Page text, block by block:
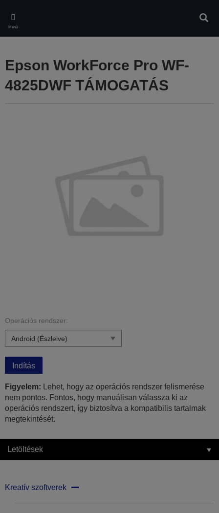
main
content
Menü
Epson WorkForce Pro WF-
4825DWF TÁMOGATÁS
Operációs rendszer:
Indítás
Figyelem: Lehet, hogy az operációs rendszer felismerése
nem pontos. Fontos, hogy manuálisan válassza ki az
operációs rendszert, így biztosítva a kompatibilis tartalmak
megtekintését.
Letöltések
Kreatív szoftverek